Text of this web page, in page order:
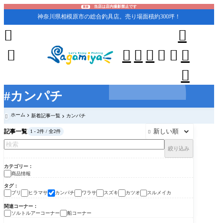
#カンパチ
重要 当店は店内撮影禁止です
神奈川県相模原市の総合釣具店。売り場面積約300坪！
    





 ホーム 新着記事一覧 カンパチ
記事一覧 1 - 2件 / 全2件 
絞り込み
カテゴリー
商品情報
タグ
ブリ
ヒラマサ カンパチ ワラサ スズキ カツオ スルメイカ
関連コーナー
ソルトルアーコーナー
船コーナー
商品情報